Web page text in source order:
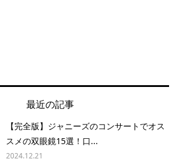
最近の記事
【完全版】ジャニーズのコンサートでオス
スメの双眼鏡15選！口...
2024.12.21